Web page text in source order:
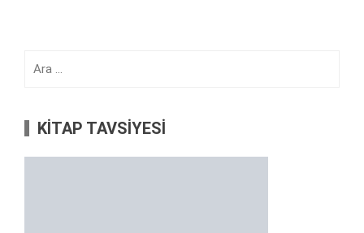
KİTAP TAVSİYESİ